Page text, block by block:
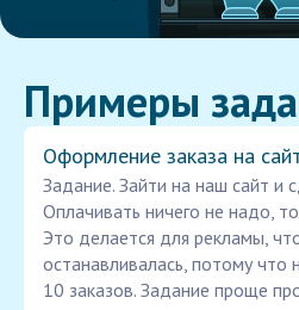
Примеры
Оформление заказа на
Задание. Зайти на наш сайт и
Оплачивать ничего не надо,
Это делается для рекламы,
останавливалась, потому что
10 заказов. Задание проще